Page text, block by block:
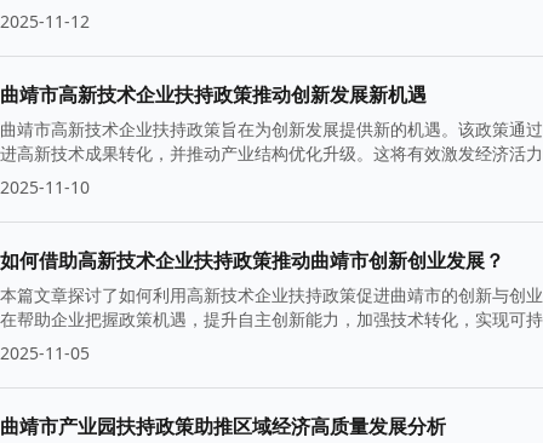
2025-11-12
曲靖市高新技术企业扶持政策推动创新发展新机遇
曲靖市高新技术企业扶持政策旨在为创新发展提供新的机遇。该政策通
进高新技术成果转化，并推动产业结构优化升级。这将有效激发经济活
2025-11-10
如何借助高新技术企业扶持政策推动曲靖市创新创业发展？
本篇文章探讨了如何利用高新技术企业扶持政策促进曲靖市的创新与创
在帮助企业把握政策机遇，提升自主创新能力，加强技术转化，实现可
2025-11-05
曲靖市产业园扶持政策助推区域经济高质量发展分析